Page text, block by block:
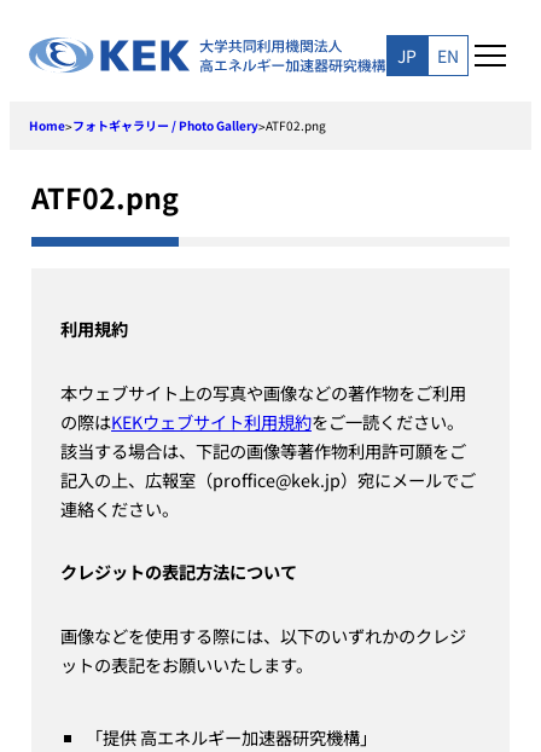
content
JP EN
Home>フォトギャラリー / Photo Gallery>ATF02.png
ATF02.png
利用規約
本ウェブサイト上の写真や画像などの著作物をご利用
の際はKEKウェブサイト利用規約をご一読ください。
該当する場合は、下記の画像等著作物利用許可願をご
記入の上、広報室（proffice@kek.jp）宛にメールでご
連絡ください。
クレジットの表記方法について
画像などを使用する際には、以下のいずれかのクレジ
ットの表記をお願いいたします。
「提供 高エネルギー加速器研究機構」